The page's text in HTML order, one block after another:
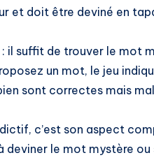
et doit être deviné en
il suffit de trouver le mot
un mot, le jeu
sont correctes mais
c’est son aspect
deviner le mot mystère